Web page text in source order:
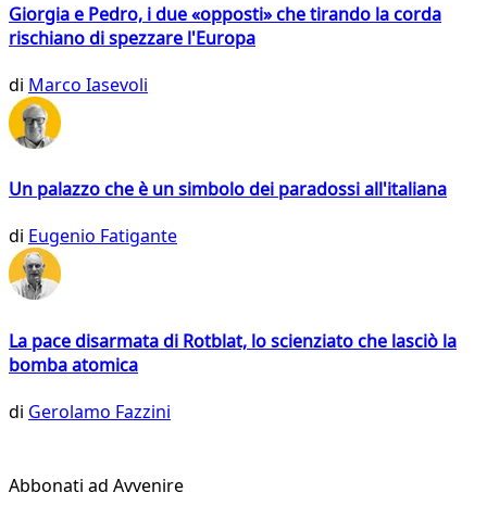
Giorgia e Pedro, i due «opposti» che tirando la corda
rischiano di spezzare l'Europa
di Marco Iasevoli
Un palazzo che è un simbolo dei paradossi all'italiana
di Eugenio Fatigante
La pace disarmata di Rotblat, lo scienziato che lasciò la
bomba atomica
di Gerolamo Fazzini
Abbonati ad Avvenire